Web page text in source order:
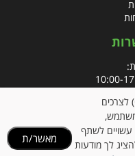
האתר עושה שימוש בקובצי עוגיות (Cookies) לצרכים
עשויים לשתף
לך מודעות
מאשר/ת